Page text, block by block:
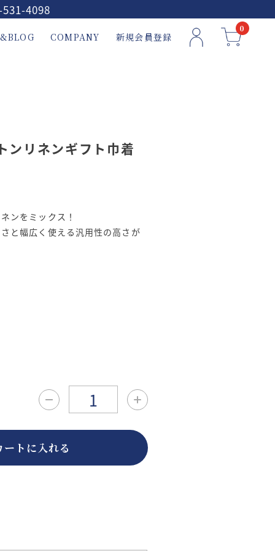
531-4098
COMPANY 新規会員登録
0
ンリネンギフト巾着
ンをミックス！
と幅広く使える汎用性の高さが
ートに入れる